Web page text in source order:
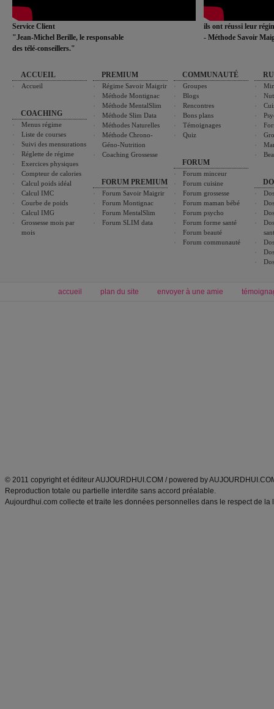
Service Client
"Jean-Michel Berille, le responsable
des télé-conseillers."
ils ont réussi leur
- Méthode Savoir
ACCUEIL
Accueil
COACHING
Menus régime
Liste de courses
Suivi des mensurations
Réglette de régime
Exercices physiques
Compteur de calories
Calcul poids idéal
Calcul IMC
Courbe de poids
Calcul IMG
Grossesse mois par
mois
PREMIUM
Régime Savoir Maigrir
Méthode Montignac
Méthode MentalSlim
Méthode Slim Data
Méthodes Naturelles
Méthode Chrono-
Géno-Nutrition
Coaching Grossesse
FORUM PREMIUM
Forum Savoir Maigrir
Forum Montignac
Forum MentalSlim
Forum SLIM data
COMMUNAUTÉ
Groupes
Blogs
Rencontres
Bons plans
Témoignages
Quiz
FORUM
Forum minceur
Forum cuisine
Forum grossesse
Forum maman bébé
Forum psycho
Forum forme santé
Forum beauté
Forum communauté
accueil plan du site envoyer à une amie
© 2011 copyright et éditeur AUJOURDHUI.COM / powered by
Reproduction totale ou partielle interdite sans accord préalable.
Aujourdhui.com collecte et traite les données personnelles dans le respect de